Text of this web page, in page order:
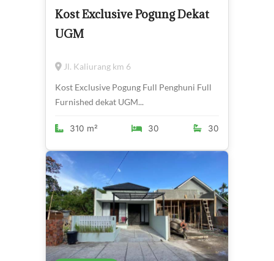
Kost Exclusive Pogung Dekat
UGM
Jl. Kaliurang km 6
Kost Exclusive Pogung Full Penghuni Full
Furnished dekat UGM...
310 m² 30 30